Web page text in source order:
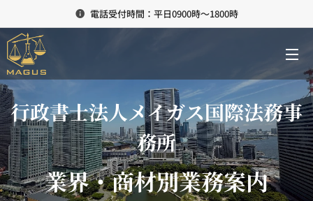
電話受付時間：平日0900時～1800時
行政書士法人メイガス国際法務事
務所
業界・商材別業務案内